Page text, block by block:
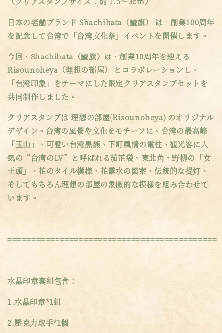
日本の老舗ブランド Shachihata（鯱旗） は、創業100周年
を記念して台湾で「台湾文化祭」イベントを開催します。
今回、Shachihata（鯱旗）は、創業10周年を迎える
Risounoheya（理想の部屋） とコラボレーションし、
「台湾印象」をテーマにした限定クリアスタンプセットを
共同制作しました。
クリアスタンプは 理想の部屋(Risounoheya) のオリジナル
デザイン。台湾の風景や文化をモチーフに、台湾の最高峰
「玉山」、可愛い台湾黒熊、下町風情の電柱、観光客に人
気の“台湾のLV”と呼ばれる茄芷袋、東北角・野柳の「女
王頭」、花のタイル模様、花露水の図案、伝統的な提灯、
そしてもちろん理想の部屋の象徴的な模様を組み合わせて
います。
============================================
水晶印章套組包含：
1.水晶印章*1組
2.壓克力取手*1個